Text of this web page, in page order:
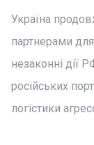
Україна
партнерами
незаконні дії
російських
логістики